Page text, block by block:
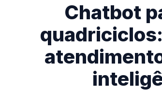
Gerencie sua empresa pelo celular,
Android
TravelBot IA
Chatbot inteligente para
automático
Seguro de Aventura
Proteção integrada para atividades
Agências
Receptivos
Experiências
Spas e
Blog
Dicas e
Notícias
Últimas
Chatbot